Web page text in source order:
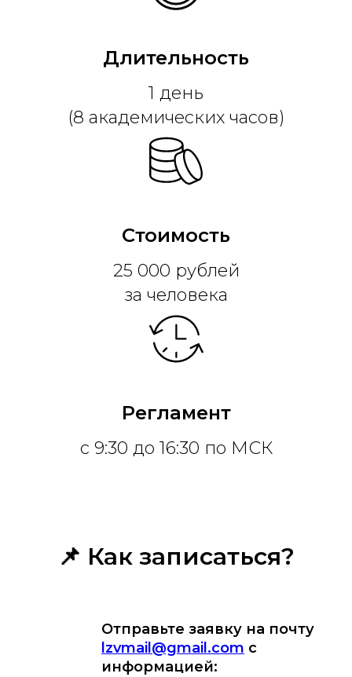
Длительность
1 день
(8 академических часов)
Стоимость
25 000 рублей
за человека
Регламент
с 9:30 до 16:30 по МСК
📌 Как записаться?
Отправьте заявку на почту
lzvmail@gmail.com с
информацией: